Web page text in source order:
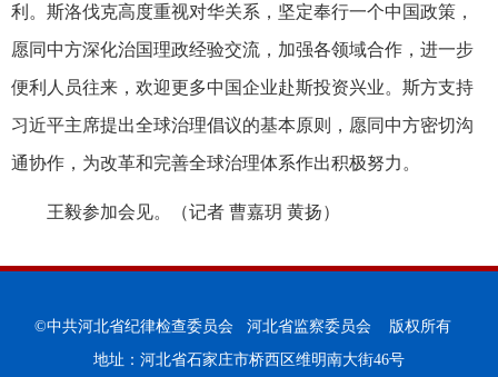
利。斯洛伐克高度重视对华关系，坚定奉行一个中国政策，
愿同中方深化治国理政经验交流，加强各领域合作，进一步
便利人员往来，欢迎更多中国企业赴斯投资兴业。斯方支持
习近平主席提出全球治理倡议的基本原则，愿同中方密切沟
通协作，为改革和完善全球治理体系作出积极努力。
王毅参加会见。（记者 曹嘉玥 黄扬）
©中共河北省纪律检查委员会 河北省监察委员会 版权所有
地址：河北省石家庄市桥西区维明南大街46号